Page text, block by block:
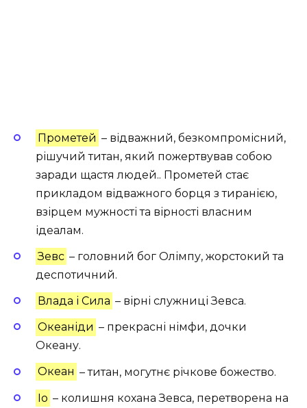
Прометей – відважний, безкомпромісний,
рішучий титан, який пожертвував собою
заради щастя людей.. Прометей стає
прикладом відважного борця з тиранією,
взірцем мужності та вірності власним
ідеалам.
Зевс – головний бог Олімпу, жорстокий та
деспотичний.
Влада і Сила – вірні служниці Зевса.
Океаніди – прекрасні німфи, дочки
Океану.
Океан – титан, могутнє річкове божество.
Іо – колишня кохана Зевса, перетворена на